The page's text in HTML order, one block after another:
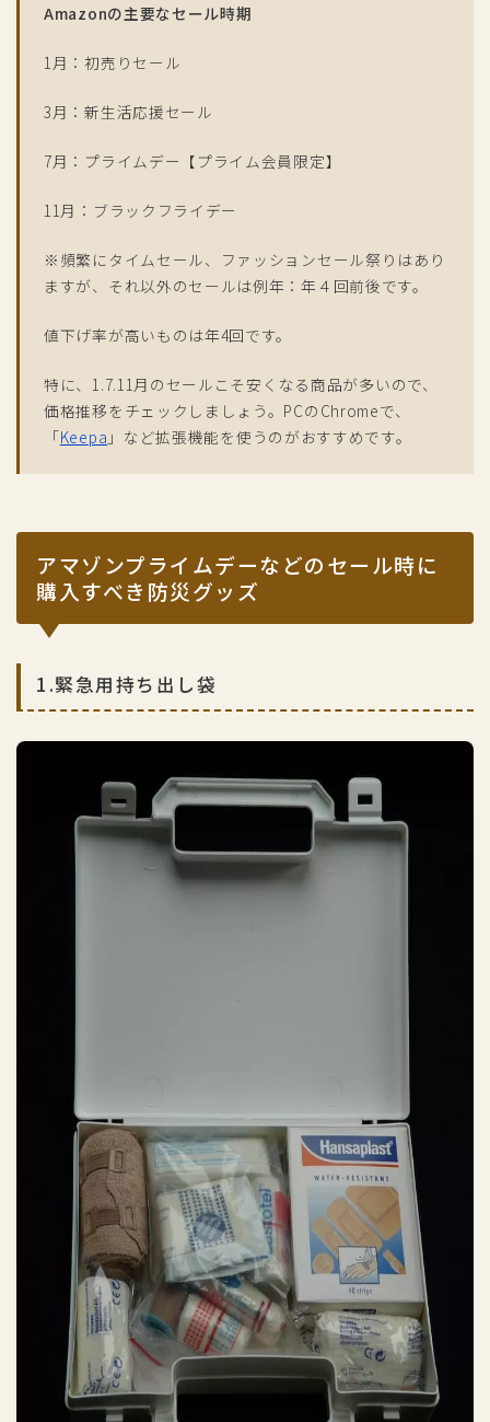
Amazonの主要なセール時期
1月：初売りセール
3月：新生活応援セール
7月：プライムデー【プライム会員限定】
11月：ブラックフライデー
※頻繁にタイムセール、ファッションセール祭りはあり
ますが、それ以外のセールは例年：年４回前後です。
値下げ率が高いものは年4回です。
特に、1.7.11月のセールこそ安くなる商品が多いので、
価格推移をチェックしましょう。PCのChromeで、
「Keepa 」など拡張機能を使うのがおすすめです。
アマゾンプライムデーなどのセール時に
購入すべき防災グッズ
1.緊急用持ち出し袋